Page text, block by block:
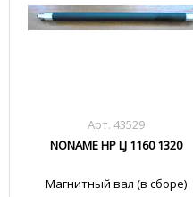
Арт. 43529
NONAME HP LJ 1160 1320
Магнитный вал (в сборе)